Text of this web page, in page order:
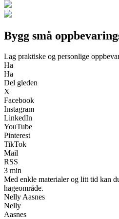
Bygg små
Lag praktiske og personlige
Ha
Ha
Del gleden
X
Facebook
Instagram
LinkedIn
YouTube
Pinterest
TikTok
Mail
RSS
3 min
Med enkle materialer og litt tid kan
hageområde.
Nelly Aasnes
Nelly
Aasnes